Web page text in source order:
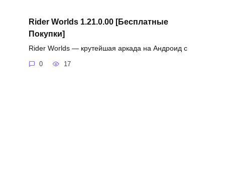
Rider Worlds 1.21.0.00 [Бесплатные
Покупки]
Rider Worlds — крутейшая аркада на Андроид с
0 17